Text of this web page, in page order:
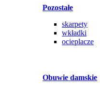
Pozostałe
skarpety
wkładki
ocieplacze
Obuwie damskie